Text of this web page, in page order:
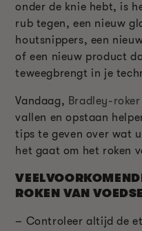
onder de knie hebt, is
rub tegen, een nieuw
houtsnippers, een
of een nieuw product
teweegbrengt in je
Vandaag, Bradley-roker
vallen en opstaan
tips te geven over wat
het gaat om het roken
ROKEN VAN
– Controleer altijd de